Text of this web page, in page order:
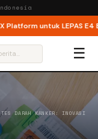
untuk LEPAS E4 EV
☰
TES DARAH KANKER: INOVASI